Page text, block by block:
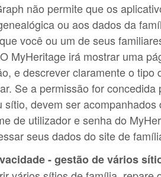
não permite que os
ou aos dados da
você ou um de seus
MyHeritage irá mostrar uma
e descrever claramente o tipo
Se a permissão for concedida
sítio, devem ser acompanhados
de utilizador e senha do
seus dados do site de
- gestão de vários